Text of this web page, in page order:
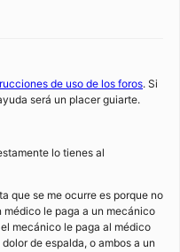
de uso de los foros. Si
será un placer guiarte.
lo tienes al
que se me ocurre es porque no
le paga a un mecánico
mecánico le paga al médico
de espalda, o ambos a un